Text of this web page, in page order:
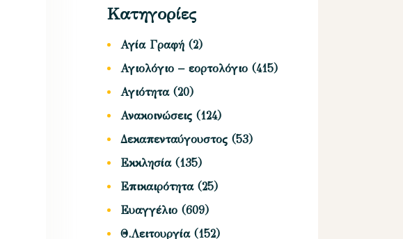
Κατηγορίες
Αγία Γραφή (2)
Αγιολόγιο – εορτολόγιο (415)
Αγιότητα(20)
Ανακοινώσεις (124)
Δεκαπενταύγουστος (53)
Εκκλησία(135)
Επικαιρότητα(25)
Ευαγγέλιο (609)
Θ.Λειτουργία(152)